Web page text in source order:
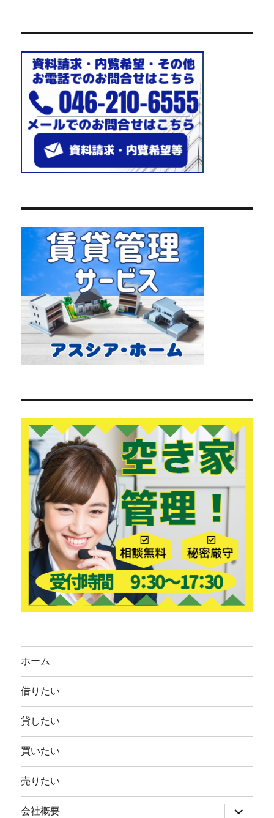
ホーム
借りたい
貸したい
買いたい
売りたい
会社概要